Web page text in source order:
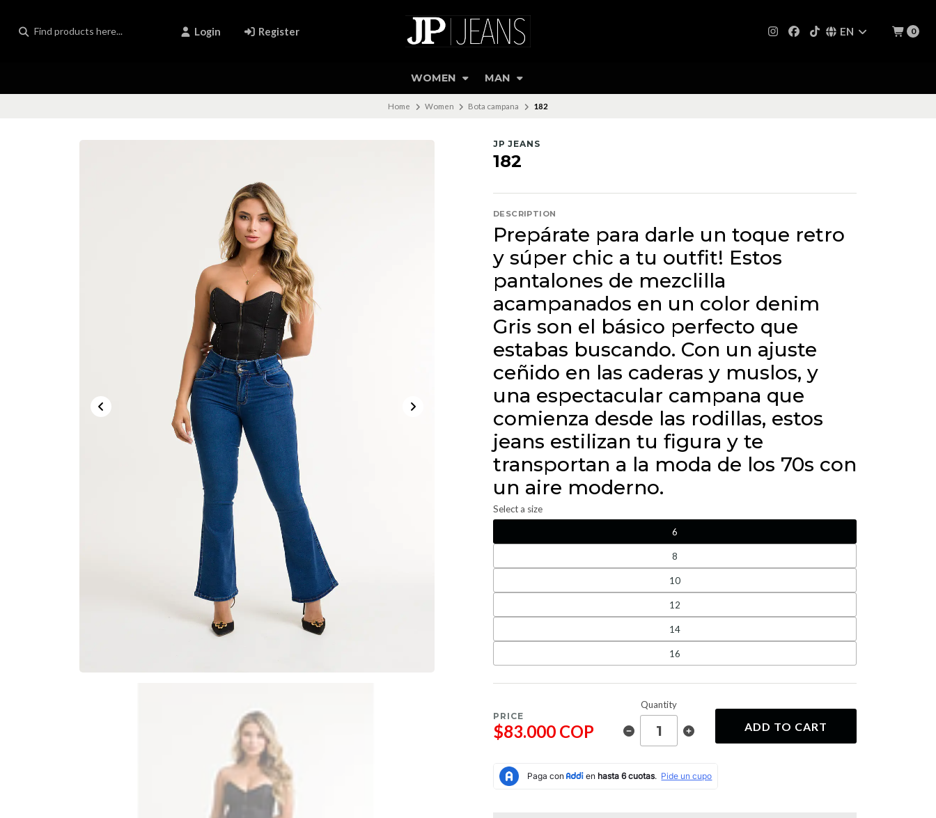
Login Register EN 0
WOMEN MAN
Home Women Bota campana 182
JP JEANS
182
DESCRIPTION
Prepárate para darle un toque retro
y súper chic a tu outfit! Estos
pantalones de mezclilla
acampanados en un color denim
Gris son el básico perfecto que
estabas buscando. Con un ajuste
ceñido en las caderas y muslos, y
una espectacular campana que
comienza desde las rodillas, estos
jeans estilizan tu figura y te
transportan a la moda de los 70s con
un aire moderno.
Select a size
6
8
10
12
14
16
PRICE
$83.000 COP
Quantity
ADD TO CART